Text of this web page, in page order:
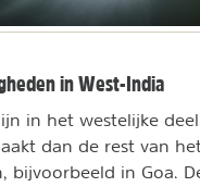
in West-India
in het westelijke
dan de rest van
bijvoorbeeld in Goa.